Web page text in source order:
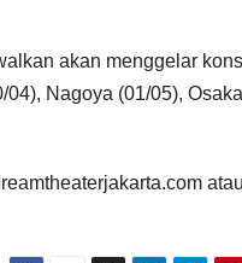
akan menggelar
Nagoya (01/05), Osaka